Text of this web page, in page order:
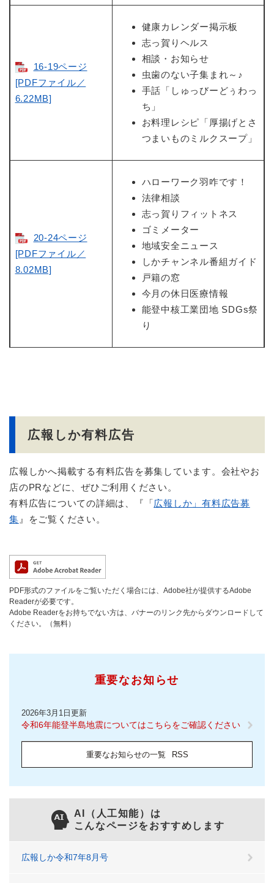
16-19ページ
[PDFファイル／
6.22MB]
健康カレンダー掲示板
志っ賀りヘルス
相談・お知らせ
虫歯のない子集まれ～♪
手話「しゅっびーどぅわっ
ち」
お料理レシピ「厚揚げとさ
つまいものミルクスープ」
20-24ページ
[PDFファイル／
8.02MB]
ハローワーク羽咋です！
法律相談
志っ賀りフィットネス
ゴミメーター
地域安全ニュース
しかチャンネル番組ガイド
戸籍の窓
今月の休日医療情報
能登中核工業団地 SDGs祭
り
広報しか有料広告
広報しかへ掲載する有料広告を募集しています。会社やお
店のPRなどに、ぜひご利用ください。
有料広告についての詳細は、『「広報しか」有料広告募
集 』をご覧ください。
PDF形式のファイルをご覧いただく場合には、Adobe社が提供するAdobe
Readerが必要です。
Adobe Readerをお持ちでない方は、バナーのリンク先からダウンロードして
ください。（無料）
重要なお知らせ
2026年3月1日更新
令和6年能登半島地震についてはこちらをご確認ください
重要なお知らせの一覧 RSS
AI（人工知能）は
こんなページをおすすめします
広報しか令和7年8月号